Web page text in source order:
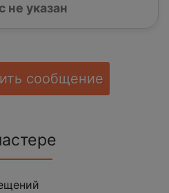
не указан
сообщение